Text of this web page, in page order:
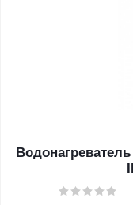
Водонагреватель